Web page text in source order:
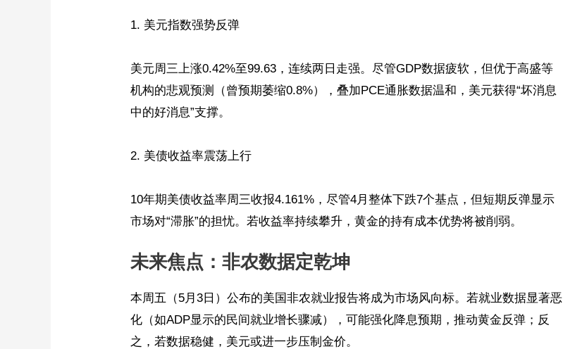
1. 美元指数强势反弹
美元周三上涨0.42%至99.63，连续两日走强。尽管GDP数据疲软，但优于高盛等
机构的悲观预测（曾预期萎缩0.8%），叠加PCE通胀数据温和，美元获得“坏消息
中的好消息”支撑。
2. 美债收益率震荡上行
10年期美债收益率周三收报4.161%，尽管4月整体下跌7个基点，但短期反弹显示
市场对“滞胀”的担忧。若收益率持续攀升，黄金的持有成本优势将被削弱。
未来焦点：非农数据定乾坤
本周五（5月3日）公布的美国非农就业报告将成为市场风向标。若就业数据显著恶
化（如ADP显示的民间就业增长骤减），可能强化降息预期，推动黄金反弹；反
之，若数据稳健，美元或进一步压制金价。